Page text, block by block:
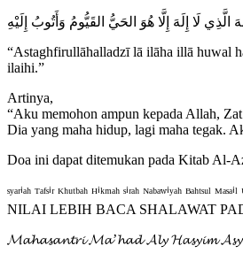
الَّذِي لَا إِلَهَ إِلَّا هُوَ الحَيُّ القَيُّومُ وَأَتُوبُ إِلَيْهِ
“Astaghfirullāhalladzī lā ilāha illā huwal
ilaihi.”
Artinya,
“Aku memohon ampun kepada Allah,
Dia yang maha hidup, lagi maha tegak.
Doa ini dapat ditemukan pada Kitab Al-
ˢʸᵃʳⁱᵃʰ ᵀᵃᶠˢⁱʳ ᴷʰᵘᵗᵇᵃʰ ᴴⁱᵏᵐᵃʰ ˢⁱʳᵃʰ ᴺᵃᵇᵃʷⁱʸᵃʰ ᴮᵃʰᵗˢᵘˡ
NILAI LEBIH BACA SHALAWAT
𝓜𝓪𝓱𝓪𝓼𝓪𝓷𝓽𝓻𝓲 𝓜𝓪’𝓱𝓪𝓭 𝓐𝓵𝔂 𝓗𝓪𝓼𝔂𝓲𝓶